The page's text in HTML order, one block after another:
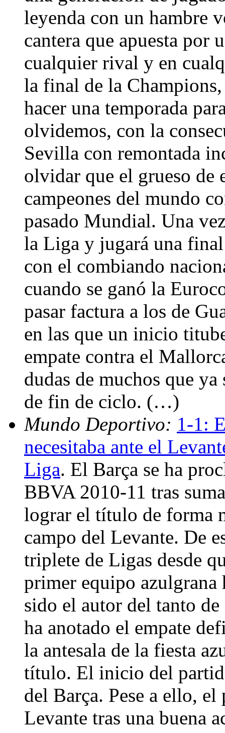
leyenda con un hambre
cantera que apuesta por
cualquier rival y en
la final de la
hacer una temporada
olvidemos, con la
Sevilla con remontada
olvidar que el grueso de
campeones del mundo
pasado Mundial. Una
la Liga y jugará una
con el combiando
cuando se ganó la
pasar factura a los de
en las que un inicio
empate contra el
dudas de muchos que
de fin de ciclo. (…)
Mundo Deportivo: 1-1:
necesitaba ante el
Liga. El Barça se ha
BBVA 2010-11 tras
lograr el título de forma
campo del Levante. De
triplete de Ligas desde
primer equipo azulgrana
sido el autor del tanto
ha anotado el empate
la antesala de la fiesta
título. El inicio del
del Barça. Pese a ello,
Levante tras una buena